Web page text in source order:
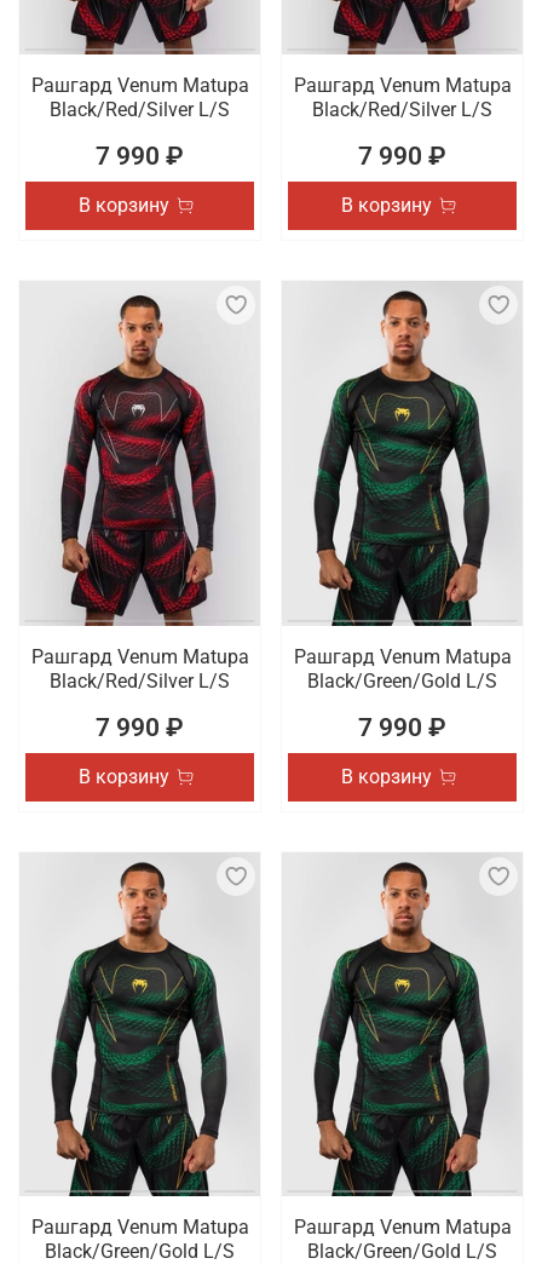
Рашгард Venum Matupa
Black/Red/Silver L/S
7 990 ₽
В корзину
Рашгард Venum Matupa
Black/Red/Silver L/S
7 990 ₽
В корзину
Рашгард Venum Matupa
Black/Red/Silver L/S
7 990 ₽
В корзину
Рашгард Venum Matupa
Black/Green/Gold L/S
7 990 ₽
В корзину
Рашгард Venum Matupa
Black/Green/Gold L/S
Рашгард Venum Matupa
Black/Green/Gold L/S